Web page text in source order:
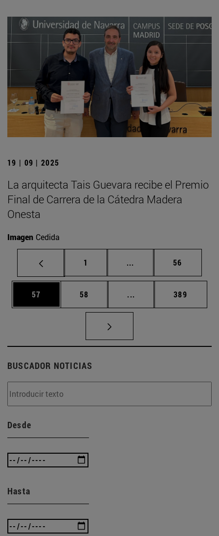
19 | 09 | 2025
La arquitecta Tais Guevara recibe el Premio
Final de Carrera de la Cátedra Madera
Onesta
Imagen Cedida
Página
1 ... Páginas intermedias
Página
56
Página
57 Página
58 ... Páginas intermedias
Página
389
BUSCADOR NOTICIAS
Desde
Hasta